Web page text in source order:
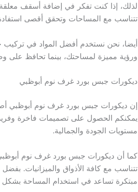
لذلك، إذا كنت تفكر في إضافة أسقف معلقة
تتناسب مع المساحات وتحقق أقصى استفادة
أيضا، نحن نستخدم أفضل المواد في تركيب
ورؤية مميزة لمساحتك، بينما تحافظ على
ديكورات جبس بورد غرف نوم أبوظبي
إن ديكورات جبس بورد غرف نوم أبوظبي
يمكنكم الحصول على تصميمات فاخرة
مستويات الجودة والجمالية.
كما أن ديكورات جبس بورد غرف نوم
تتناسب مع كافة الأذواق والميزانيات.
مبتكرة تساعد في استخدام المساحة بشكل